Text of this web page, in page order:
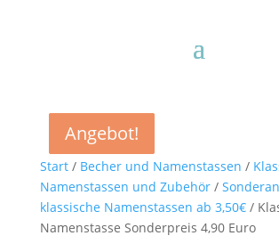
Start/ Becher und Namenstassen /
Namenstassen und Zubehör/
klassische Namenstassen ab 3,50€/
Namenstasse Sonderpreis 4,90 Euro
Angebot!
Angebot!
Angebot!
Angebot!